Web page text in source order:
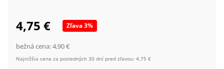
4,75 € Zľava3%
bežná cena:4,90 €
Najnižšia cena za posledných 30 dní pred zľavou: 4,75 €